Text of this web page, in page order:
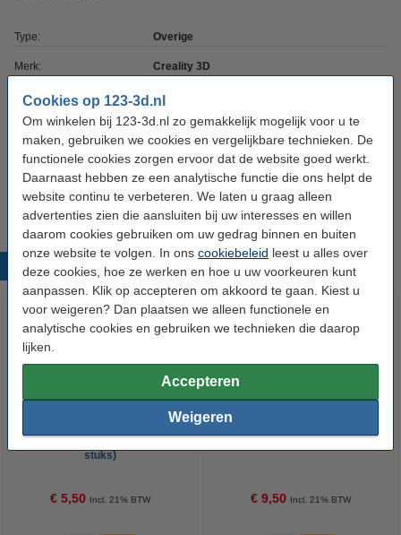
Cookies op 123-3d.nl
Om winkelen bij 123-3d.nl zo gemakkelijk mogelijk voor u te
maken, gebruiken we cookies en vergelijkbare technieken. De
functionele cookies zorgen ervoor dat de website goed werkt.
Daarnaast hebben ze een analytische functie die ons helpt de
website continu te verbeteren. We laten u graag alleen
advertenties zien die aansluiten bij uw interesses en willen
daarom cookies gebruiken om uw gedrag binnen en buiten
onze website te volgen. In ons cookiebeleid leest u alles over
deze cookies, hoe ze werken en hoe u uw voorkeuren kunt
aanpassen. Klik op accepteren om akkoord te gaan. Kiest u
voor weigeren? Dan plaatsen we alleen functionele en
analytische cookies en gebruiken we technieken die daarop
lijken.
Accepteren
Weigeren
Type: Overige
Merk: Creality 3D
Kleur: Zwart
Afmetingen: 480 x 600 x 720 mm (LxBxH)
Maat: S
Ons Artikelnr: DAR00261
Populaire producten
Heated bed veer 25 mm (4
stuks)
€ 5,50 Incl. 21% BTW
3D print nabewerking set
€ 9,50 Incl. 21% BTW